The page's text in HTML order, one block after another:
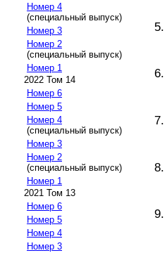
Номер 4
(специальный выпуск)
Номер 3
Номер 2
(специальный выпуск)
Номер 1
2022 Том 14
Номер 6
Номер 5
Номер 4
(специальный выпуск)
Номер 3
Номер 2
(специальный выпуск)
Номер 1
2021 Том 13
Номер 6
Номер 5
Номер 4
Номер 3